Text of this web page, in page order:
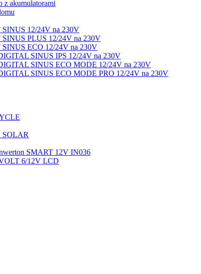
z akumulatorami
SINUS 12/24V na 230V
SINUS PLUS 12/24V na 230V
SINUS ECO 12/24V na 230V
SINUS IPS 12/24V na 230V
SINUS ECO MODE 12/24V na 230V
SINUS ECO MODE PRO 12/24V na 230V
SOLAR
SMART 12V IN036
6/12V LCD